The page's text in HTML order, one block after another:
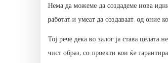
Нема да можеме да создадеме нова
работат и умеат да создаваат, од оние
Тој рече дека во залог ја става
чист образ, со проекти кои ќе